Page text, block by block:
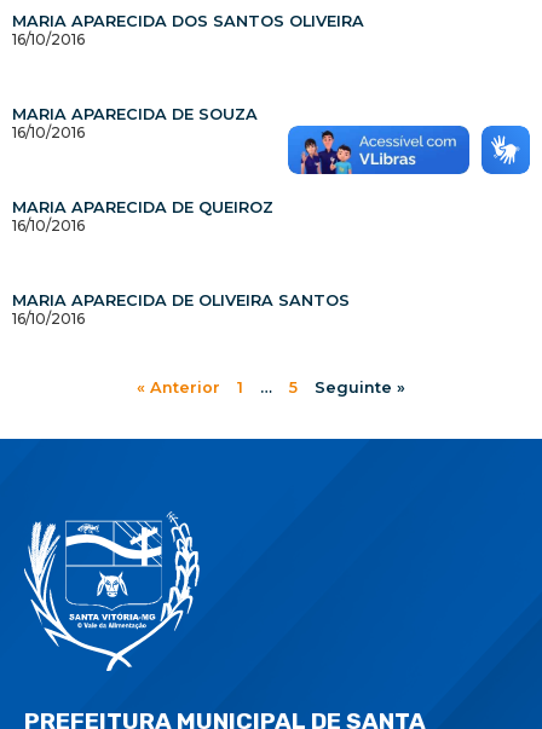
MARIA APARECIDA DOS SANTOS OLIVEIRA
16/10/2016
MARIA APARECIDA DE SOUZA
16/10/2016
MARIA APARECIDA DE QUEIROZ
16/10/2016
MARIA APARECIDA DE OLIVEIRA SANTOS
16/10/2016
« Anterior 1 … 5 Seguinte »
PREFEITURA MUNICIPAL DE SANTA